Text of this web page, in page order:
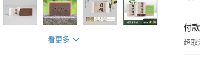
看更多
付
超取